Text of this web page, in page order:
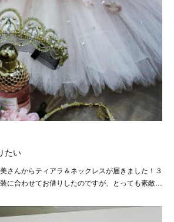
たい
さんからティアラ＆ネックレスが届きました！３
に合わせてお借りしたのですが、とっても素敵…